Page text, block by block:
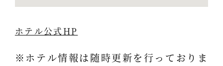
ホテル公式HP
※ホテル情報は随時更新を行っておりま